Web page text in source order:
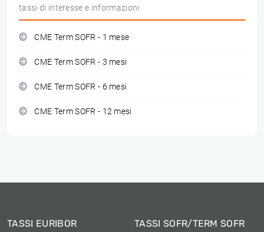
tassi di interesse e informazioni
CME Term SOFR - 1 mese
CME Term SOFR - 3 mesi
CME Term SOFR - 6 mesi
CME Term SOFR - 12 mesi
TASSI EURIBOR TASSI SOFR/TERM SOFR